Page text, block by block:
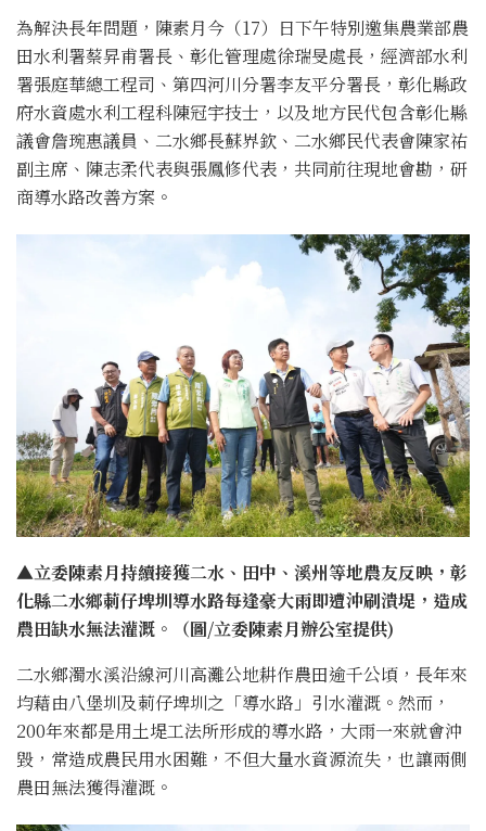
為解決長年問題，陳素月今（17）日下午特別邀集農業部農
田水利署蔡昇甫署長、彰化管理處徐瑞旻處長，經濟部水利
署張庭華總工程司、第四河川分署李友平分署長，彰化縣政
府水資處水利工程科陳冠宇技士，以及地方民代包含彰化縣
議會詹琬惠議員、二水鄉長蘇界欽、二水鄉民代表會陳家祐
副主席、陳志柔代表與張鳳修代表，共同前往現地會勘，研
商導水路改善方案。
▲立委陳素月持續接獲二水、田中、溪州等地農友反映，彰
化縣二水鄉莿仔埤圳導水路每逢豪大雨即遭沖刷潰堤，造成
農田缺水無法灌溉。（圖/立委陳素月辦公室提供)
二水鄉濁水溪沿線河川高灘公地耕作農田逾千公頃，長年來
均藉由八堡圳及莿仔埤圳之「導水路」引水灌溉。然而，
200年來都是用土堤工法所形成的導水路，大雨一來就會沖
毀，常造成農民用水困難，不但大量水資源流失，也讓兩側
農田無法獲得灌溉。